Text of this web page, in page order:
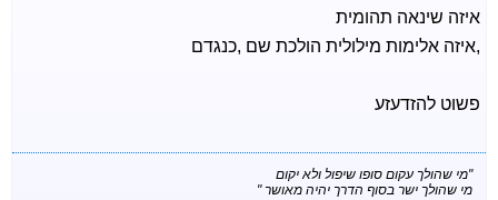
איזה שינאה תהומית
,איזה אלימות מילולית הולכת שם ,כנגדם
פשוט להזדעזע
"מי שהולך עקום סופו שיפול ולא יקום
מי שהולך ישר בסוף הדרך יהיה מאושר "